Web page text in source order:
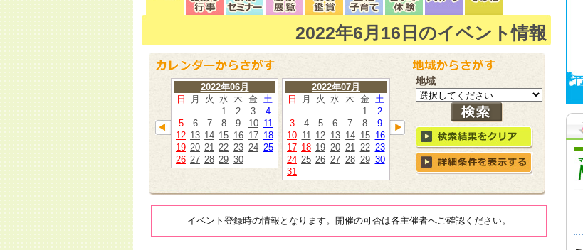
2022年6月16日のイベント情報
2022年06月
日
月 火 水 木 金 土
1
2 3
4
5
6 7 8 9 10 11
12 13 14 15 16 17 18
19 20 21 22 23 24 25
26 27 28 29 30
2022年07月
日
月 火 水 木 金 土
1
2
3
4 5 6 7 8
9
10 11 12 13 14 15 16
17 18 19 20 21 22 23
24 25 26 27 28 29 30
31
地域
イベント登録時の情報となります。開催の可否は各主催者へご確認ください。